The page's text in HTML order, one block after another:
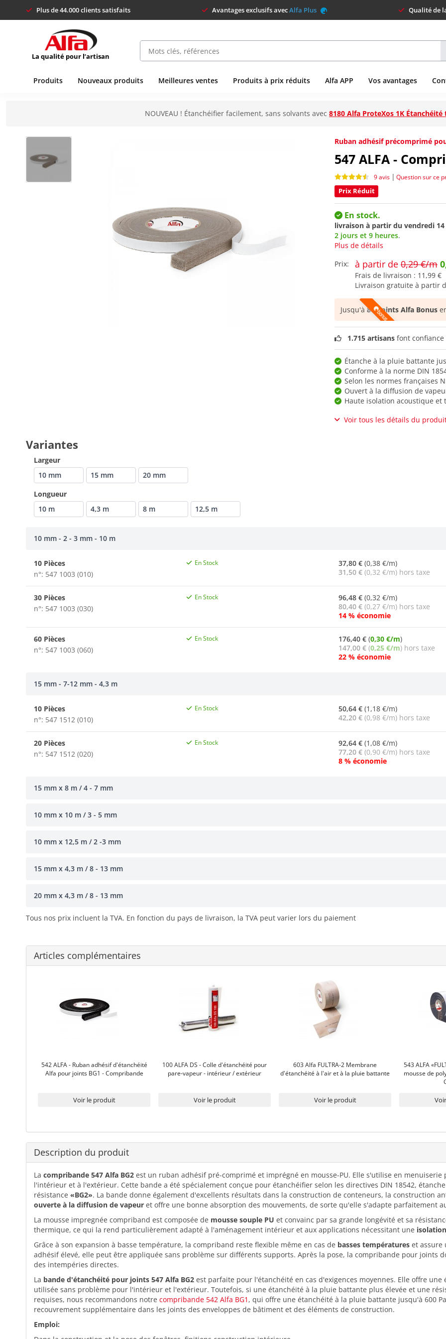
Plus de 44.000 clients satisfaits Avantages exclusifs avecAlfa Plus Qualité de
La qualité pour l’artisan
Produits Nouveaux produits Meilleures ventes Produits à prix réduits Alfa APP Vos avantages
NOUVEAU ! Étanchéifier facilement, sans solvants avec 8180 Alfa ProteXos 1K
Ruban adhésif précomprimé
547 ALFA -
9 avis | Question sur ce
Prix Réduit
En stock.
livraison à partir du vendredi
2 jours et 9 heures.
Plus de détails
Prix:
à partir de 0,29 €/m
Frais de livraison : 11,99 €
Livraison gratuite à partir
Jusqu'à86 points Alfa Bonus
1.715 artisans font
Étanche à la pluie battante
Conforme à la norme DIN
Selon les normes françaises
Ouvert à la diffusion de
Haute isolation acoustique et
Voir tous les détails du
Variantes
Largeur
10 mm
15 mm
20 mm
Longueur
10 m
4,3 m 8 m 12,5 m
10 mm - 2 - 3 mm - 10 m
10 Pièces
n°: 547 1003 (010)
En Stock 37,80 € (0,38 €/m)
31,50 € (0,32 €/m) hors taxe
30 Pièces
n°: 547 1003 (030)
En Stock 96,48 € (0,32 €/m)
80,40 € (0,27 €/m) hors taxe
14 % économie
60 Pièces
n°: 547 1003 (060)
En Stock 176,40 € (0,30 €/m)
147,00 € (0,25 €/m) hors taxe
22 % économie
15 mm - 7-12 mm - 4,3 m
10 Pièces
n°: 547 1512 (010)
En Stock 50,64 € (1,18 €/m)
42,20 € (0,98 €/m) hors taxe
20 Pièces
n°: 547 1512 (020)
En Stock 92,64 € (1,08 €/m)
77,20 € (0,90 €/m) hors taxe
8 % économie
15 mm x 8 m / 4 - 7 mm
10 mm x 10 m / 3 - 5 mm
10 mm x 12,5 m / 2 -3 mm
15 mm x 4,3 m / 8 - 13 mm
20 mm x 4,3 m / 8 - 13 mm
Tous nos prix incluent la TVA. En fonction du pays de livraison, la TVA peut varier lors du paiement
Articles complémentaires
542 ALFA - Ruban adhésif d'étanchéité
Alfa pour joints BG1 - Compribande
Voir le produit
100 ALFA DS - Colle d'étanchéité pour
pare-vapeur - intérieur / extérieur
Voir le produit
603 Alfa FULTRA-2 Membrane
d'étanchéité à l'air et à la pluie battante
Voir le produit
543 ALFA
mousse de
Description du produit
La compribande 547 Alfa BG2 est un ruban adhésif pré-comprimé et imprégné en mousse-PU. Elle s'utilise en menuiserie
l'intérieur et à l'extérieur. Cette bande a été spécialement conçue pour étanchéifier selon les directives DIN 18542,
résistance «BG2». La bande donne également d'excellents résultats dans la construction de conteneurs, la construction
ouverte à la diffusion de vapeur et offre une bonne absorption des mouvements, de sorte qu'elle s'adapte parfaitement
La mousse impregnée compriband est composée de mousse souple PU et convainc par sa grande longévité et sa
thermique, ce qui la rend particulièrement adapté à l'aménagement intérieur et aux applications nécessitant une
Grâce à son expansion à basse température, la compriband reste flexible même en cas de basses températures et assure
adhésif élevé, elle peut être appliquée sans problème sur différents supports. Après la pose, la compribande pour joints
des intempéries directes.
La bande d'étanchéité pour joints 547 Alfa BG2 est parfaite pour l'étanchéité en cas d'exigences moyennes. Elle offre
utilisée sans problème pour l'intérieur et l'extérieur. Toutefois, si une étanchéité à la pluie battante plus élevée et une
requises, nous recommandons notre compribande 542 Alfa BG1 , qui offre une étanchéité à la pluie battante jusqu'à 600
recouvrement supplémentaire dans les joints des enveloppes de bâtiment et des éléments de construction.
Emploi: